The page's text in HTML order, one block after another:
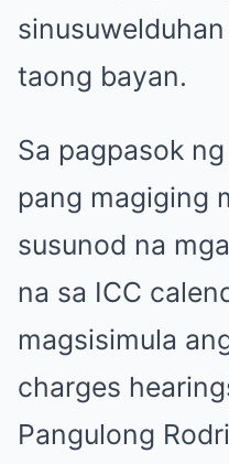
taong bayan.
Sa pagpasok
pang magiging
susunod na
na sa ICC
magsisimula
charges
Pangulong